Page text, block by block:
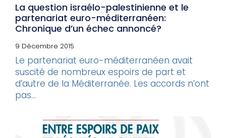
La question israélo-palestinienne et le
partenariat euro-méditerranéen:
Chronique d’un échec annoncé?
9 Décembre 2015
Le partenariat euro-méditerranéen avait
suscité de nombreux espoirs de part et
d’autre de la Méditerranée. Les accords n’ont
pas...